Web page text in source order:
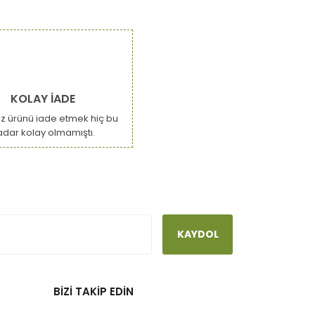
KOLAY İADE
ürünü iade etmek hiç bu
kolay olmamıştı.
KAYDOL
BİZİ TAKİP EDİN